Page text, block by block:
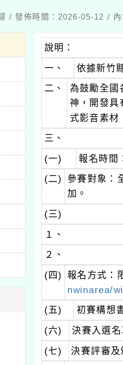
/ 發佈時間：2026-05-12 / 內
說明：
一、
依據新竹
二、
為鼓勵全國
神，開發具
式影音素材
三、
(一)
報名時間
(二)
參賽對象：
加。
(三)
１、
２、
(四) 報名方式：
nwinarea/
(五)
初賽構想
(六)
決賽入選
(七)
決賽評審